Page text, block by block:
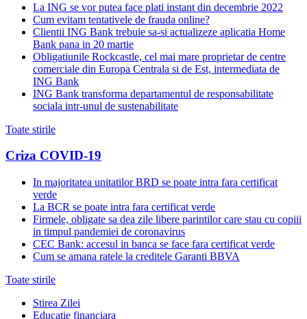
La ING se vor putea face plati instant din decembrie 2022
Cum evitam tentativele de frauda online?
Clientii ING Bank trebuie sa-si actualizeze aplicatia Home
Bank pana in 20 martie
Obligatiunile Rockcastle, cel mai mare proprietar de centre
comerciale din Europa Centrala si de Est, intermediata de
ING Bank
ING Bank transforma departamentul de responsabilitate
sociala intr-unul de sustenabilitate
Toate stirile
Criza COVID-19
In majoritatea unitatilor BRD se poate intra fara certificat
verde
La BCR se poate intra fara certificat verde
Firmele, obligate sa dea zile libere parintilor care stau cu copiii
in timpul pandemiei de coronavirus
CEC Bank: accesul in banca se face fara certificat verde
Cum se amana ratele la creditele Garanti BBVA
Toate stirile
Stirea Zilei
Educatie financiara